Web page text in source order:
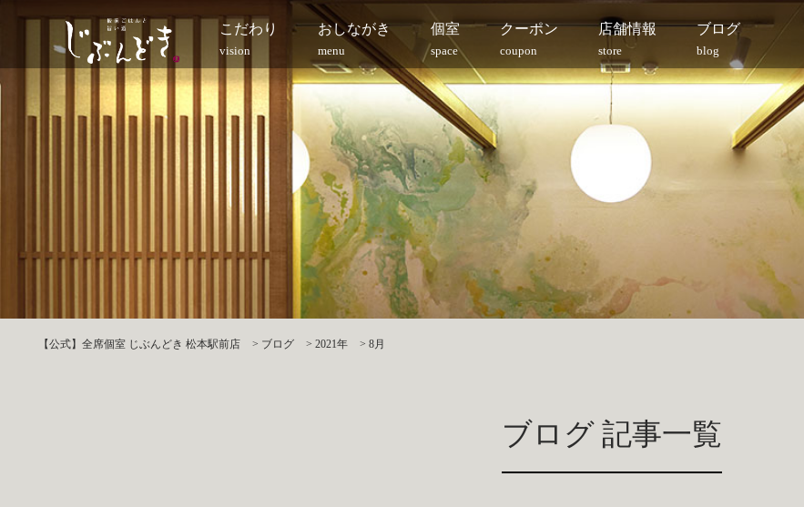
こだわり
vision
おしながき
menu
個室
space
クーポン
coupon
店舗情報
store
ブログ
blog
【公式】全席個室 じぶんどき 松本駅前店 > ブログ > 2021年 > 8月
ブログ 記事一覧